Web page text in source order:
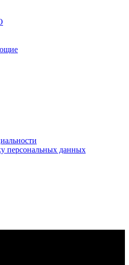
персональных данных